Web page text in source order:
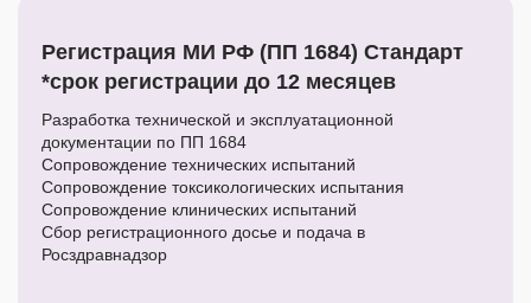
Регистрация МИ РФ (ПП 1684) Стандарт
*срок регистрации до 12 месяцев
Разработка технической и эксплуатационной
документации по ПП 1684
Сопровождение технических испытаний
Сопровождение токсикологических испытания
Сопровождение клинических испытаний
Сбор регистрационного досье и подача в
Росздравнадзор